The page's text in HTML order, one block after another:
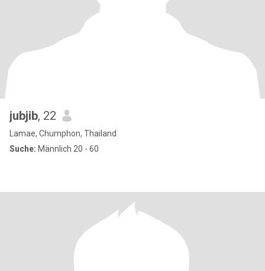
jubjib, 22
Lamae, Chumphon, Thailand
Suche: Männlich 20 - 60